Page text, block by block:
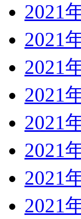
2021
2021
2021
2021
2021
2021
2021
2021